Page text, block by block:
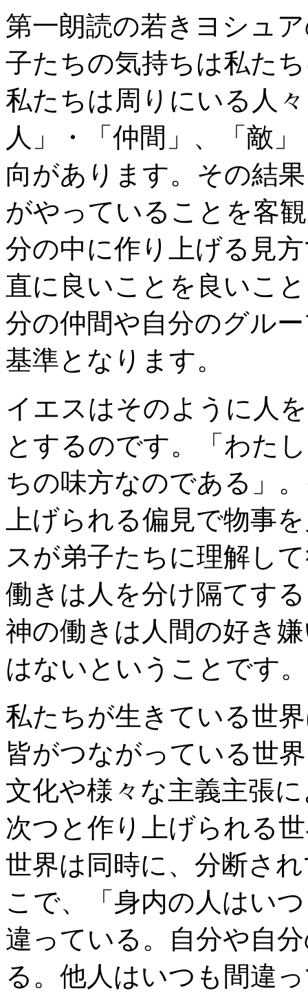
第一朗読の若きヨシュ
子たちの気持ちは私た
私たちは周りにいる人
人」・「仲間」、「敵
向があります。その結
がやっていることを客
分の中に作り上げる見
直に良いことを良いこ
分の仲間や自分のグル
基準となります。
イエスはそのように人
とするのです。「わた
ちの味方なのである」
上げられる偏見で物事
スが弟子たちに理解し
働きは人を分け隔てす
神の働きは人間の好き
はないということです。
私たちが生きている世
皆がつながっている世
文化や様々な主義主張
次つと作り上げられる
世界は同時に、分断さ
こで、「身内の人はい
違っている。自分や自
る。他人はいつも間違